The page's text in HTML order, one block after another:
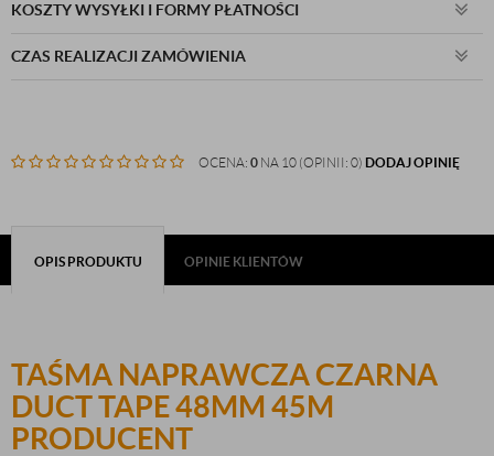
KOSZTY WYSYŁKI I FORMY PŁATNOŚCI
CZAS REALIZACJI ZAMÓWIENIA
OCENA: 0 NA 10 (OPINII: 0) DODAJ OPINIĘ
OPIS PRODUKTU OPINIE KLIENTÓW
TAŚMA NAPRAWCZA CZARNA
DUCT TAPE 48MM 45M
PRODUCENT